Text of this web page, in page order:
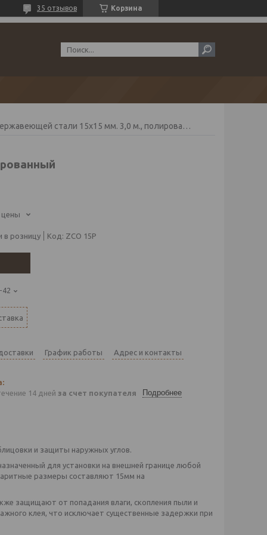
Корзина
35 отзывов
Уголок из нержавеющей стали 15х15 мм. 3,0 м., полированный
цены
в розницу Код: ZCO 15P
42
График работы Адрес и контакты
14 дней за счет покупателя Подробнее
и защиты наружных углов.
для установки на внешней границе любой
размеры составляют 15мм на
защищают от попадания влаги, скопления пыли и
клея, что исключает существенные задержки при